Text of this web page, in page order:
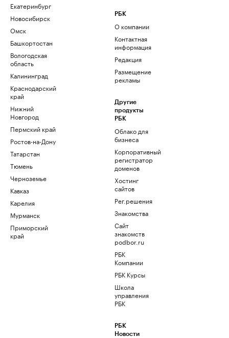
Екатеринбург
Новосибирск
Омск
Башкортостан
Вологодская
область
Калининград
Краснодарский
край
Нижний
Новгород
Пермский край
Ростов-на-Дону
Татарстан
Тюмень
Черноземье
Кавказ
Карелия
Мурманск
Приморский
край
РБК
О компании
Контактная
информация
Редакция
Размещение
рекламы
Другие
продукты
РБК
Облако для
бизнеса
Корпоративный
регистратор
доменов
Хостинг
сайтов
Рег.решения
Знакомства
Сайт
знакомств
podbor.ru
РБК
Компании
РБК Курсы
Школа
управления
РБК
РБК
Новости